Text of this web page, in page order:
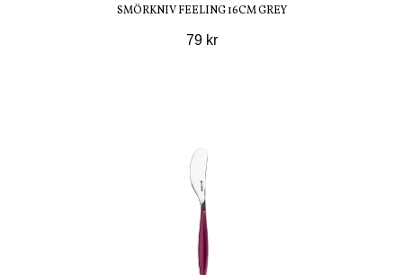
SMÖRKNIV FEELING 16CM GREY
79 kr